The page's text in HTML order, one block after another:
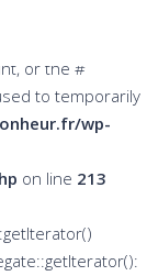
should
or the #
to temporarily
wp-
on line 213